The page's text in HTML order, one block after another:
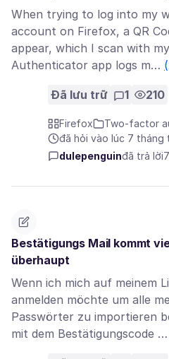
When trying to log into my
account on Firefox, a QR
appear, which I scan with
Authenticator app logs m…
Đã lưu trữ 1 210
Firefox
Two-factor
đã hỏi vào lúc 7 tháng
dulepenguinđã trả lời
Bestätigungs Mail kommt
überhaupt
Wenn ich mich auf meinem
anmelden möchte um alle
Passwörter zu importieren
mit dem Bestätigungscode …